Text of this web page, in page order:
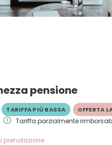
pensione
TARIFFA PIÙ BASSA OFFERTA
Tariffa parzialmente
prenotazione